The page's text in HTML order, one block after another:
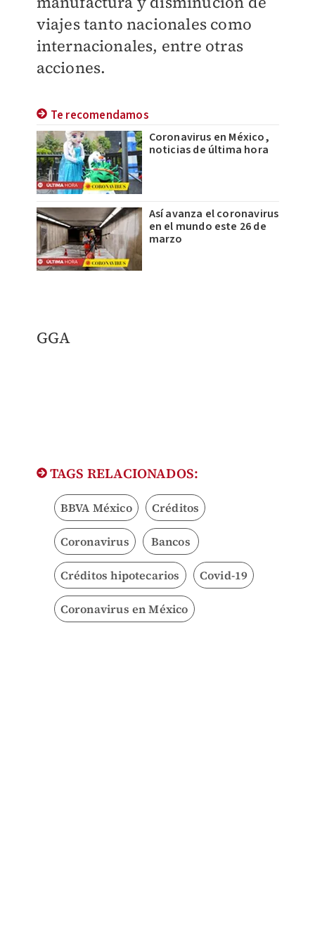
viajes tanto nacionales como
internacionales, entre otras
acciones.
Te recomendamos
Coronavirus en México,
noticias de última hora
Así avanza el coronavirus
en el mundo este 26 de
marzo
GGA
TAGS RELACIONADOS:
BBVA México Créditos
Coronavirus Bancos
Créditos hipotecarios Covid-19
Coronavirus en México